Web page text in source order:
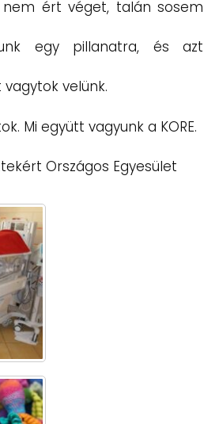
ért véget, talán sosem
egy pillanatra, és azt
vagytok velünk.
Mi együtt vagyunk a KORE.
Országos Egyesület